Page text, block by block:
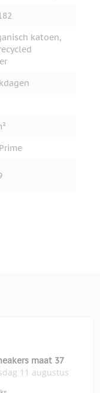
katoen,
maat 37
11 augustus